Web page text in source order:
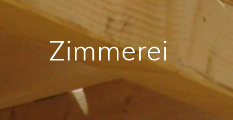
Zimmerei